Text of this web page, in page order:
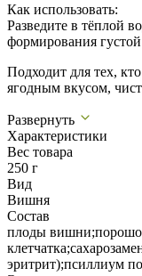
Как использовать:
Разведите в тёплой
формирования
Подходит для тех,
ягодным вкусом,
Развернуть
Характеристики
Вес товара
250 г
Вид
Вишня
Состав
плоды
эритрит);псиллиум